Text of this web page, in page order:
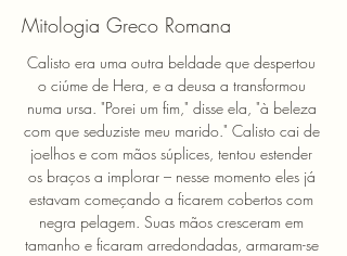
Mitologia Greco Romana
Calisto era uma outra beldade que despertou
o ciúme de Hera, e a deusa a transformou
numa ursa. "Porei um fim," disse ela, "à beleza
com que seduziste meu marido." Calisto cai de
joelhos e com mãos súplices, tentou estender
os braços a implorar – nesse momento eles já
estavam começando a ficarem cobertos com
negra pelagem. Suas mãos cresceram em
tamanho e ficaram arredondadas, armaram-se